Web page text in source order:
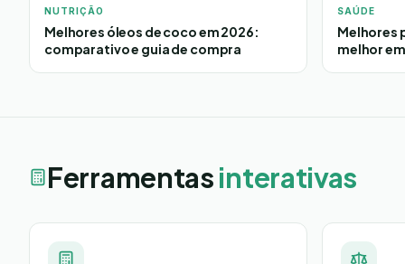
NUTRIÇÃO
Melhores óleos de coco em 2026:
comparativo e guia de compra
SAÚDE
Melhores
melhor
Ferramentasinterativas